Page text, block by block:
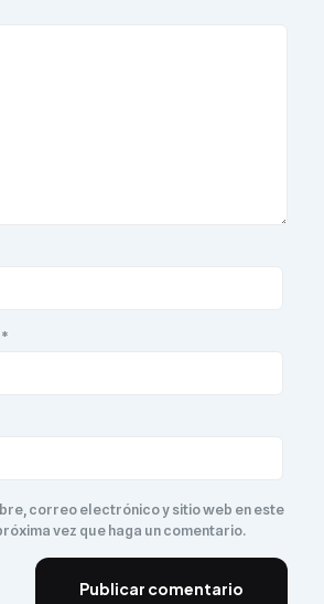
*
correo electrónico y sitio web en este
vez que haga un comentario.